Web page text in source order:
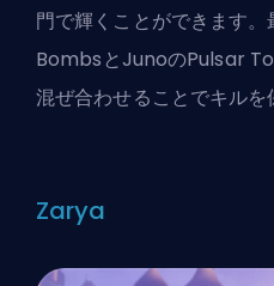
門で輝くことができます
BombsとJunoのPulsar
混ぜ合わせることでキルを
Zarya